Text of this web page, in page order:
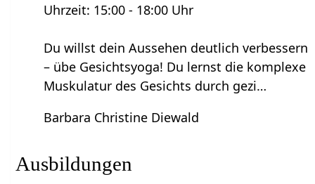
Uhrzeit: 15:00 - 18:00 Uhr
Du willst dein Aussehen deutlich verbessern
– übe Gesichtsyoga! Du lernst die komplexe
Muskulatur des Gesichts durch gezi…
Barbara Christine Diewald
Ausbildungen